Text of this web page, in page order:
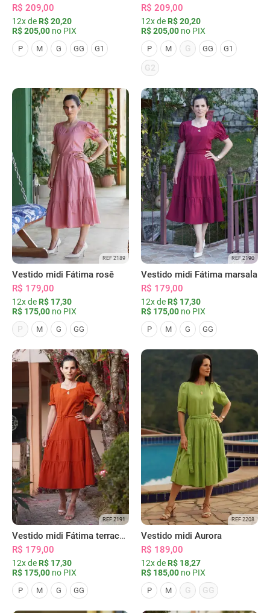
R$ 209,00
12x de R$ 20,20
R$ 205,00 no PIX
P M G GG G1
R$ 209,00
12x de R$ 20,20
R$ 205,00 no PIX
P M G GG G1
G2
REF 2189
Vestido midi Fátima rosê
R$ 179,00
12x de R$ 17,30
R$ 175,00 no PIX
P
M G GG
REF 2190
Vestido midi Fátima marsala
R$ 179,00
12x de R$ 17,30
R$ 175,00 no PIX
P M G GG
REF 2191
Vestido midi Fátima terracota
R$ 179,00
12x de R$ 17,30
R$ 175,00 no PIX
P M G GG
REF 2208
Vestido midi Aurora
R$ 189,00
12x de R$ 18,27
R$ 185,00 no PIX
P M G GG